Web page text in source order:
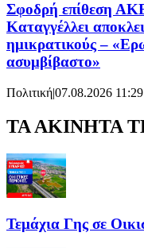
Σφοδρή επίθεση
Καταγγέλλει
ημικρατικούς –
ασυμβίβαστο»
Πολιτική|07.08.2026 11:29
ΤΑ ΑΚΙΝΗΤΑ
Τεμάχια Γης σε